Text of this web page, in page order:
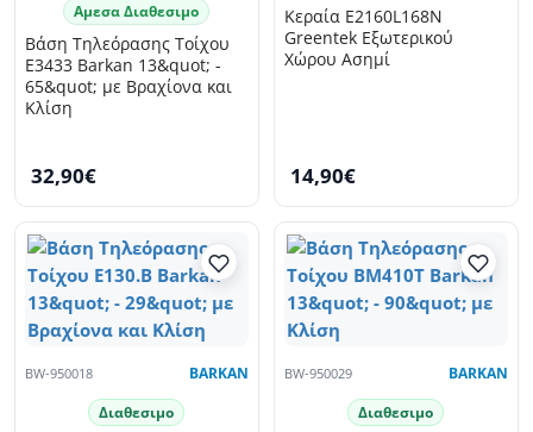
Αμεσα Διαθεσιμο
Βάση Τηλεόρασης Τοίχου
E3433 Barkan 13&quot; -
65&quot; με Βραχίονα και
Κλίση
32,90€
Κεραία Ε2160L168N
Greentek Εξωτερικού
Χώρου Ασημί
14,90€
BW-950018 BARKAN
Διαθεσιμο
BW-950029 BARKAN
Διαθεσιμο